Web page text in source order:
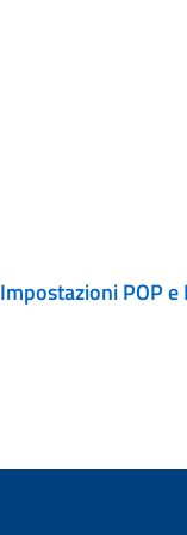
Impostazioni POP e